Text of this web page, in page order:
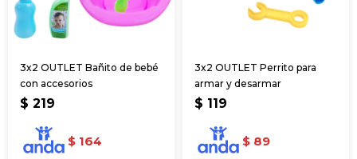
3x2 OUTLET Bañito de bebé
con accesorios
$ 219
$ 164
3x2 OUTLET Perrito para
armar y desarmar
$ 119
$ 89